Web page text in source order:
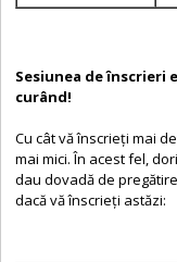
Sesiunea de înscrieri
curând!
Cu cât vă înscrieţi mai
mai mici. În acest fel,
dau dovadă de
dacă vă înscrieţi astăzi: